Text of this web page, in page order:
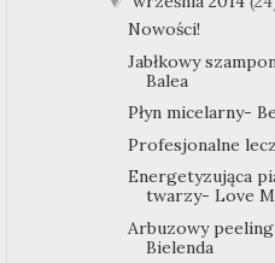
Nowości!
Jabłkowy
Balea
Płyn micelarny-
Profesjonalne
Energetyzująca
twarzy- Love
Arbuzowy peeling
Bielenda